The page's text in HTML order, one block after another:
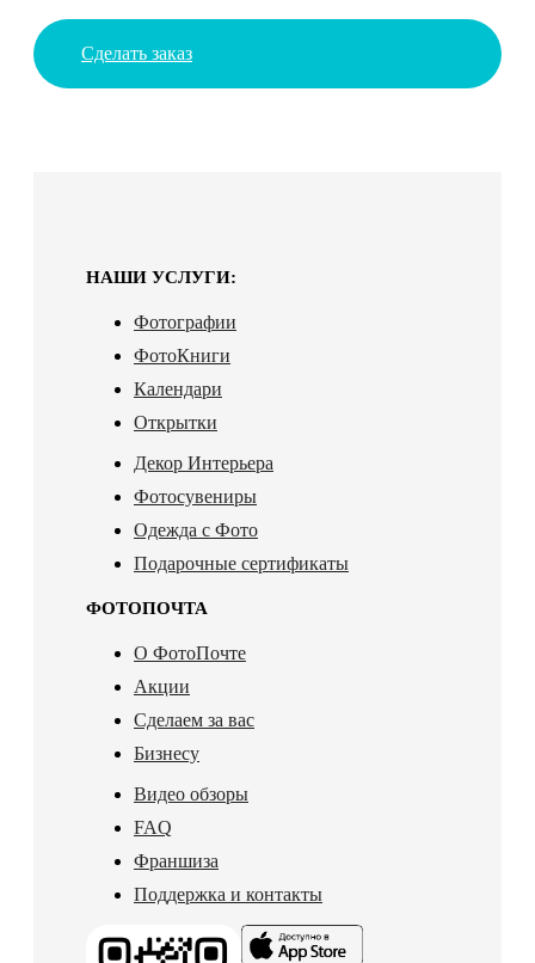
Сделать заказ
НАШИ УСЛУГИ:
Фотографии
ФотоКниги
Календари
Открытки
Декор Интерьера
Фотосувениры
Одежда с Фото
Подарочные сертификаты
ФОТОПОЧТА
О ФотоПочте
Акции
Сделаем за вас
Бизнесу
Видео обзоры
FAQ
Франшиза
Поддержка и контакты